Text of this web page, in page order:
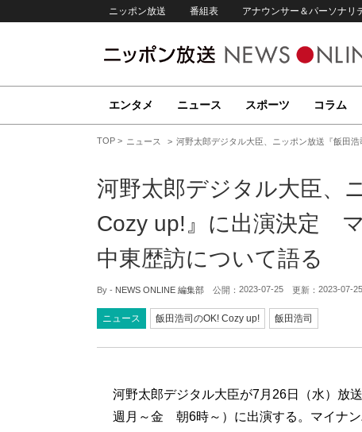
ニッポン放送 番組表 アナウンサー＆パーソナリ
エンタメ ニュース スポーツ コラム
TOP ニュース 河野太郎デジタル大臣、ニッポン放送『飯田
河野太郎デジタル大臣、
Cozy up!』に出演決定
中東歴訪について語る
By - NEWS ONLINE 編集部 公開： 2023-07-25 更新： 2023-07-25
ニュース 飯田浩司のOK! Cozy up! 飯田浩司
河野太郎デジタル大臣が7月26日（水）放
週月～金 朝6時～）に出演する。マイナン